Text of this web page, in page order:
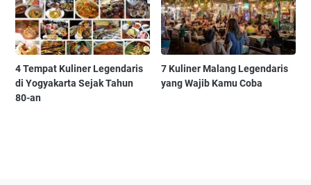
4 Tempat Kuliner Legendaris
di Yogyakarta Sejak Tahun
80-an
7 Kuliner Malang Legendaris
yang Wajib Kamu Coba